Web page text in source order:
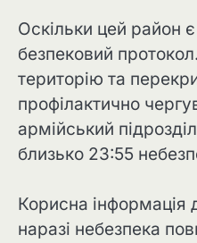
Оскільки цей район
безпековий
територію та
профілактично
армійський
близько 23:55
Корисна інформація
наразі небезпека